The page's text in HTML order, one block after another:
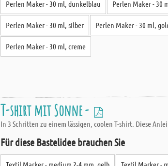
Perlen Maker - 30 ml, dunkelblau Perlen Maker - 30
Perlen Maker - 30 ml, silber Perlen Maker - 30 ml,
Perlen Maker - 30 ml, creme
T-shirt mit Sonne -
In 3 Schritten zu einem lässigen, coolen T-shirt. Diese
Für diese Bastelidee brauchen Sie